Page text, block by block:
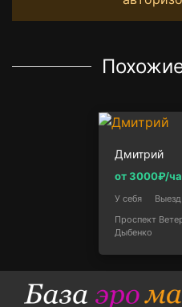
Дмитрий
от 3000₽/
У себя
Выезд
Проспект
Дыбенко